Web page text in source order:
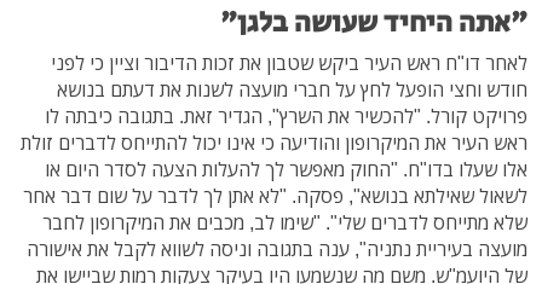
"אתה היחיד שעושה בלגן"
לאחר דו"ח ראש העיר ביקש שטבון את זכות הדיבור וציין כי לפני
חודש וחצי הופעל לחץ על חברי מועצה לשנות את דעתם בנושא
פרויקט קורל. "להכשיר את השרץ", הגדיר זאת. בתגובה כיבתה לו
ראש העיר את המיקרופון והודיעה כי אינו יכול להתייחס לדברים זולת
אלו שעלו בדו"ח. "החוק מאפשר לך להעלות הצעה לסדר היום או
לשאול שאילתא בנושא", פסקה. "לא אתן לך לדבר על שום דבר אחר
שלא מתייחס לדברים שלי". "שימו לב, מכבים את המיקרופון לחבר
מועצה בעיריית נתניה", ענה בתגובה וניסה לשווא לקבל את אישורה
של היועמ"ש. משם מה שנשמעו היו בעיקר צעקות רמות שביישו את